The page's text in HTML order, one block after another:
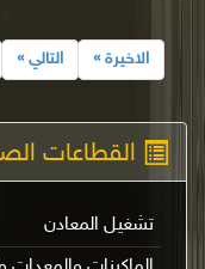
القطاعات
تشغيل المعادن
التالي » الاخيرة »